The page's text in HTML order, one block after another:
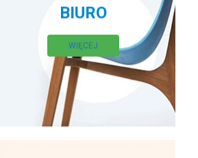
BIURO
WIĘCEJ